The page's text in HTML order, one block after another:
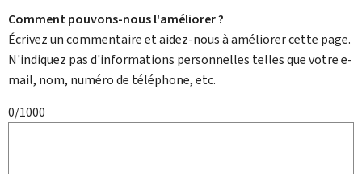
Comment pouvons-nous l'améliorer ?
Écrivez un commentaire et aidez-nous à améliorer cette page.
N'indiquez pas d'informations personnelles telles que votre e-
mail, nom, numéro de téléphone, etc.
0/1000